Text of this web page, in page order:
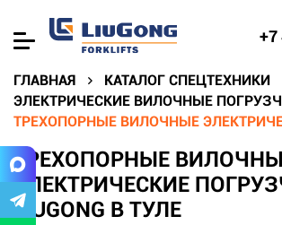
+7
ГЛАВНАЯ
КАТАЛОГ СПЕЦТЕХНИКИ
ЭЛЕКТРИЧЕСКИЕ ВИЛОЧНЫЕ
ТРЕХОПОРНЫЕ ВИЛОЧНЫЕ
ТРЕХОПОРНЫЕ
ЭЛЕКТРИЧЕСКИЕ
LIUGONG В ТУЛЕ